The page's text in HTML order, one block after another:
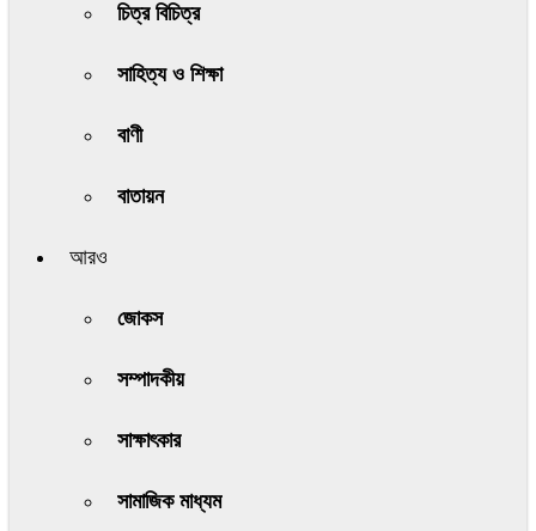
চিত্র বিচিত্র
সাহিত্য ও শিক্ষা
বাণী
বাতায়ন
আরও
জোকস
সম্পাদকীয়
সাক্ষাৎকার
সামাজিক মাধ্যম